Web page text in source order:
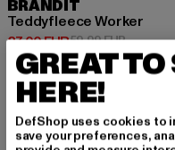
BRANDIT
Teddyfleece Worker
27,00 EUR
Derzeitiger Preis: 27,00
59,99 EUR
GREAT TO
HERE!
DefShop uses cookies to
save your preferences,